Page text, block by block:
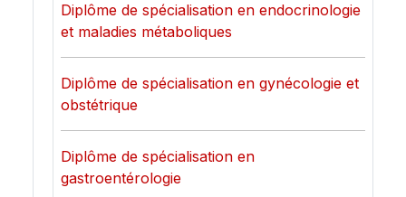
Diplôme de spécialisation en endocrinologie
et maladies métaboliques
Diplôme de spécialisation en gynécologie et
obstétrique
Diplôme de spécialisation en
gastroentérologie